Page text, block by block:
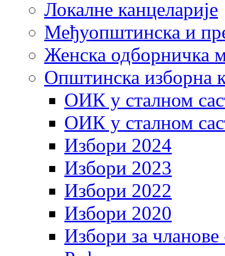
Локалне канцеларије
Међуопштинска и
Женска одборничка
Општинска изборна
ОИК у сталном
ОИК у сталном
Избори 2024
Избори 2023
Избори 2022
Избори 2020
Избори за